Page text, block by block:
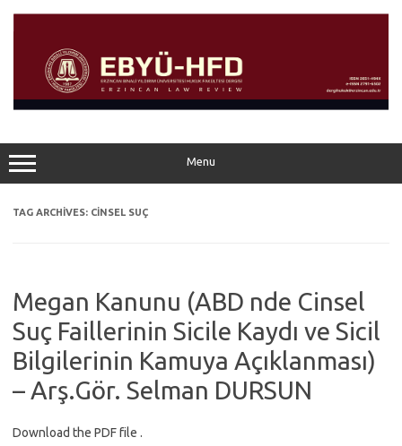
content
Menu
TAG ARCHIVES: CINSEL SUÇ
Megan Kanunu (ABD nde Cinsel
Suç Faillerinin Sicile Kaydı ve Sicil
Bilgilerinin Kamuya Açıklanması)
– Arş.Gör. Selman DURSUN
Download the PDF file .